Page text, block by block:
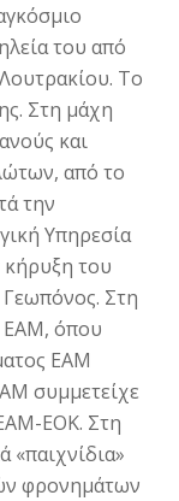
του από
Το
Στη μάχη
και
από το
την
Υπηρεσία
κήρυξη του
Γεωπόνος. Στη
ΕΑΜ, όπου
ΕΑΜ
συμμετείχε
ΕΟΚ. Στη
«παιχνίδια»
φρονημάτων